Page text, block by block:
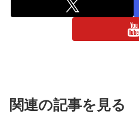
関連の記事を見る